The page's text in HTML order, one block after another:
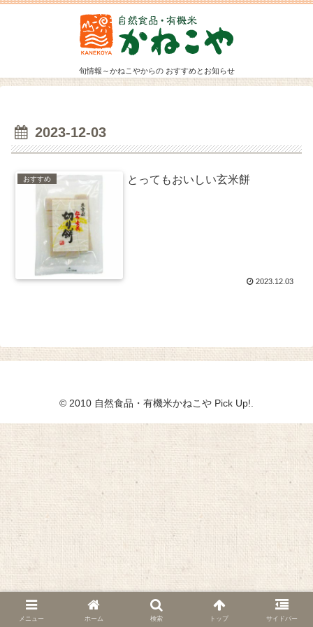
旬情報～かねこやからの おすすめとお知らせ
2023-12-03
おすすめ とってもおいしい玄米餅
2023.12.03
© 2010 自然食品・有機米かねこや Pick Up!.
メニュー ホーム 検索 トップ サイドバー